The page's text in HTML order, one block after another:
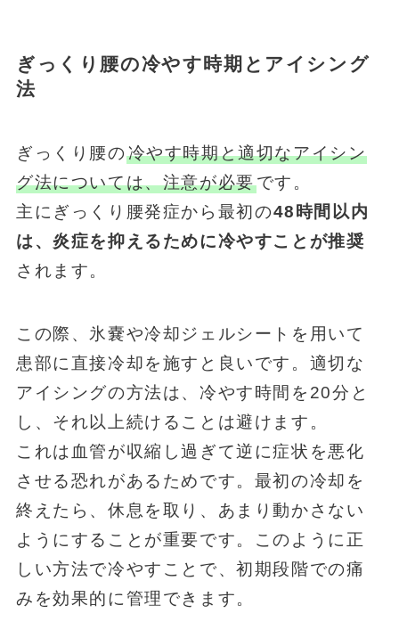
ぎっくり腰の冷やす時期とアイシング
法
ぎっくり腰の冷やす時期と適切なアイシン
グ法については、注意が必要です。
主にぎっくり腰発症から最初の48時間以内
は、炎症を抑えるために冷やすことが推奨
されます。
この際、氷嚢や冷却ジェルシートを用いて
患部に直接冷却を施すと良いです。適切な
アイシングの方法は、冷やす時間を20分と
し、それ以上続けることは避けます。
これは血管が収縮し過ぎて逆に症状を悪化
させる恐れがあるためです。最初の冷却を
終えたら、休息を取り、あまり動かさない
ようにすることが重要です。このように正
しい方法で冷やすことで、初期段階での痛
みを効果的に管理できます。